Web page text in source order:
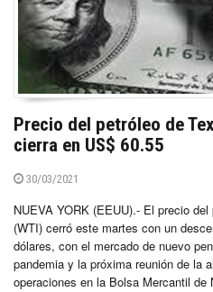
Precio del petróleo de
cierra en US$ 60.55
30/03/2021
NUEVA YORK (EEUU).- El precio
(WTI) cerró este martes con un
dólares, con el mercado de nuevo
pandemia y la próxima reunión de la
operaciones en la Bolsa Mercantil de